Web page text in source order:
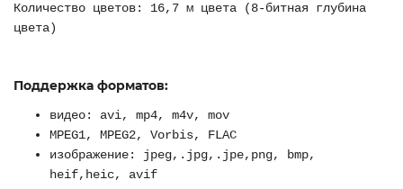
Количество цветов: 16,7 м цвета (8-битная глубина
цвета)
Поддержка форматов:
видео: avi, mp4, m4v, mov
MPEG1, MPEG2, Vorbis, FLAC
изображение: jpeg,.jpg,.jpe,png, bmp,
heif,heic, avif